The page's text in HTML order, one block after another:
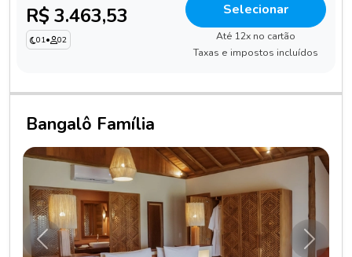
R$ 3.463,53
01• 02
Selecionar
Até 12x no cartão
Taxas e impostos incluídos
Bangalô Família
Anterior